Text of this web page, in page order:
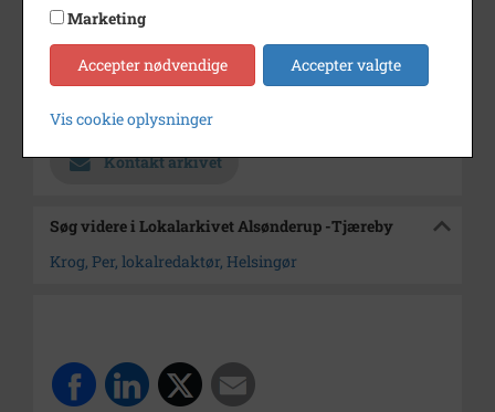
Dateringsnote
Fotograf
Jørgen Rubæk Hansen
Arkiv
Lokalarkivet Alsønderup -
Kontakt arkivet
Søg videre i Lokalarkivet Alsønderup -Tjæreby
Krog, Per, lokalredaktør, Helsingør
Marketing
Accepter nødvendige Accepter valgte
Vis cookie oplysninger